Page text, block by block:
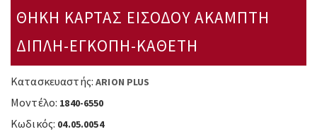
ΘΗΚΗ ΚΑΡΤΑΣ ΕΙΣΟΔΟΥ ΑΚΑΜΠΤΗ
ΔΙΠΛΗ-ΕΓΚΟΠΗ-ΚΑΘΕΤΗ
Κατασκευαστής: ARION PLUS
Μοντέλο: 1840-6550
Κωδικός: 04.05.0054